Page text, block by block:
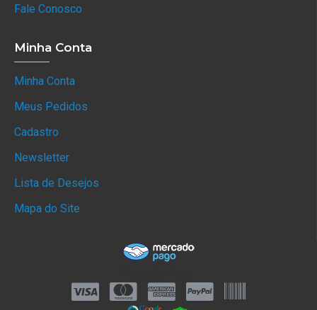
Fale Conosco
Minha Conta
Minha Conta
Meus Pedidos
Cadastro
Newsletter
Lista de Desejos
Mapa do Site